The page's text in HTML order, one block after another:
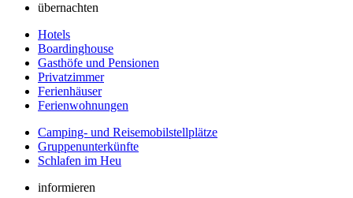
übernachten
Hotels
Boardinghouse
Gasthöfe und Pensionen
Privatzimmer
Ferienhäuser
Ferienwohnungen
Camping- und Reisemobilstellplätze
Gruppenunterkünfte
Schlafen im Heu
informieren